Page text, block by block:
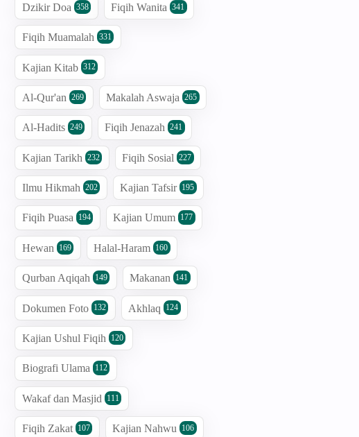
Dzikir Doa 358 Fiqih Wanita 341
Fiqih Muamalah 331
Kajian Kitab 312
Al-Qur'an 269 Makalah Aswaja 265
Al-Hadits 249 Fiqih Jenazah 241
Kajian Tarikh 232 Fiqih Sosial 227
Ilmu Hikmah 202 Kajian Tafsir 195
Fiqih Puasa 194 Kajian Umum 177
Hewan 169 Halal-Haram 160
Qurban Aqiqah 149 Makanan 141
Dokumen Foto 132 Akhlaq 124
Kajian Ushul Fiqih 120
Biografi Ulama 112
Wakaf dan Masjid 111
Fiqih Zakat 107 Kajian Nahwu 106